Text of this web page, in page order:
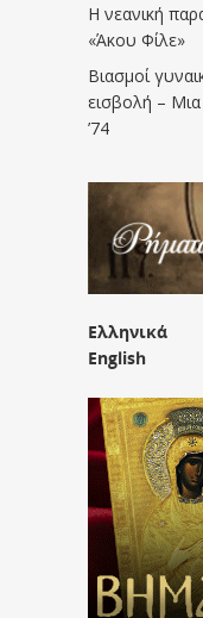
Η νεανική
«Άκου Φίλε»
Βιασμοί
εισβολή – Μια
’74
Ελληνικά
English